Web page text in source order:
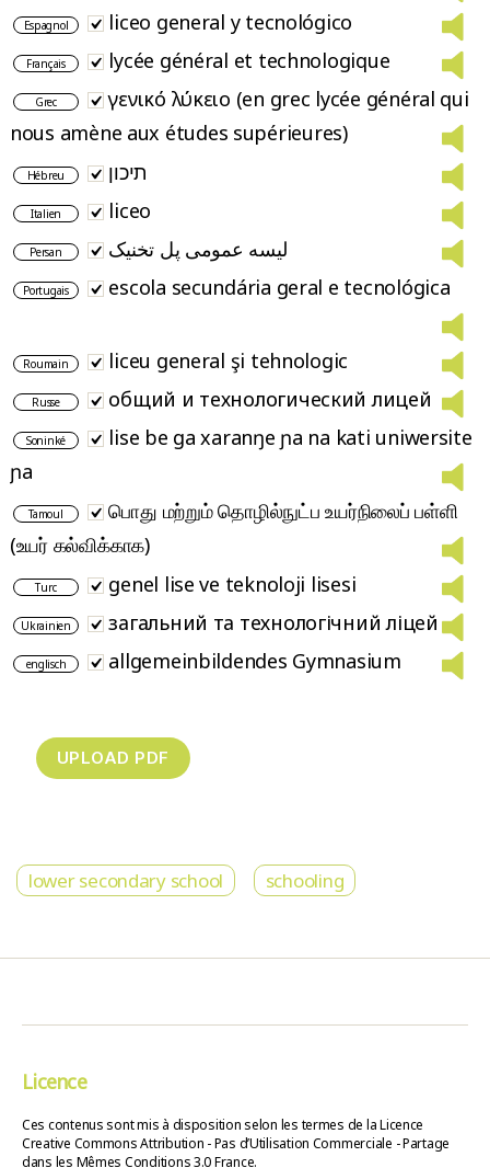
Espagnol liceo general y tecnológico
Français lycée général et technologique
Grec
γενικό λύκειο (en grec lycée général qui
nous amène aux études supérieures)
Hébreu תיכון
Italien liceo
Persan لیسه عمومی پل تخنیک
Portugais escola secundária geral e tecnológica
Roumain liceu general şi tehnologic
Russe общий и технологический лицей
Soninké
lise be ga xaranŋe ɲa na kati uniwersite
ɲa
Tamoul
பொது மற்றும் தொழில்நுட்ப உயர்நிலைப் பள்ளி
(உயர் கல்விக்காக)
Turc genel lise ve teknoloji lisesi
Ukrainien загальний та технологічний ліцей
englisch allgemeinbildendes Gymnasium
lower secondary school schooling
Licence
Ces contenus sont mis à disposition selon les termes de la Licence
Creative Commons Attribution - Pas d’Utilisation Commerciale - Partage
dans les Mêmes Conditions 3.0 France.